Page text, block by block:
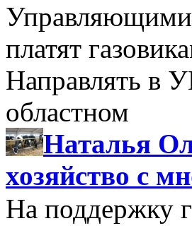
Управляющими
платят
Направлять в
областном
Наталья
хозяйство с
На поддержку